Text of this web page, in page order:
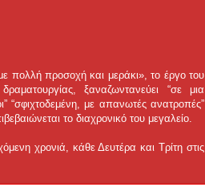
πολλή προσοχή και μεράκι», το έργο του
ξαναζωντανεύει “σε μια
“σφιχτοδεμένη, με απανωτές ανατροπές”
το διαχρονικό του μεγαλείο.
χρονιά, κάθε Δευτέρα και Τρίτη στις